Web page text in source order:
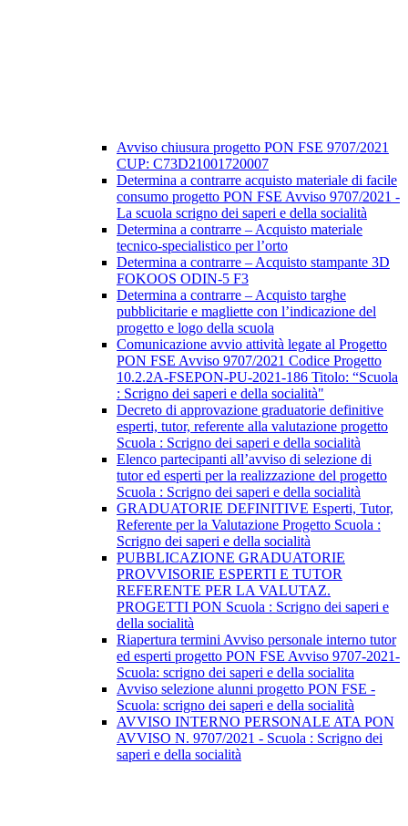
Avviso chiusura progetto PON FSE 9707/2021
CUP: C73D21001720007
Determina a contrarre acquisto materiale di facile
consumo progetto PON FSE Avviso 9707/2021 -
La scuola scrigno dei saperi e della socialità
Determina a contrarre – Acquisto materiale
tecnico-specialistico per l’orto
Determina a contrarre – Acquisto stampante 3D
FOKOOS ODIN-5 F3
Determina a contrarre – Acquisto targhe
pubblicitarie e magliette con l’indicazione del
progetto e logo della scuola
Comunicazione avvio attività legate al Progetto
PON FSE Avviso 9707/2021 Codice Progetto
10.2.2A-FSEPON-PU-2021-186 Titolo: “Scuola
: Scrigno dei saperi e della socialità"
Decreto di approvazione graduatorie definitive
esperti, tutor, referente alla valutazione progetto
Scuola : Scrigno dei saperi e della socialità
Elenco partecipanti all’avviso di selezione di
tutor ed esperti per la realizzazione del progetto
Scuola : Scrigno dei saperi e della socialità
GRADUATORIE DEFINITIVE Esperti, Tutor,
Referente per la Valutazione Progetto Scuola :
Scrigno dei saperi e della socialità
PUBBLICAZIONE GRADUATORIE
PROVVISORIE ESPERTI E TUTOR
REFERENTE PER LA VALUTAZ.
PROGETTI PON Scuola : Scrigno dei saperi e
della socialità
Riapertura termini Avviso personale interno tutor
ed esperti progetto PON FSE Avviso 9707-2021-
Scuola: scrigno dei saperi e della socialita
Avviso selezione alunni progetto PON FSE -
Scuola: scrigno dei saperi e della socialità
AVVISO INTERNO PERSONALE ATA PON
AVVISO N. 9707/2021 - Scuola : Scrigno dei
saperi e della socialità